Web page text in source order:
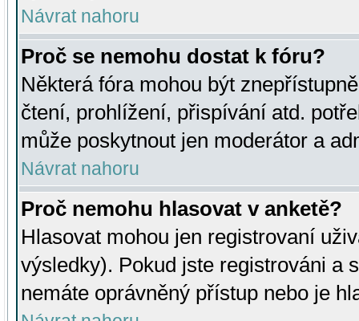
Návrat nahoru
Proč se nemohu dostat k fóru?
Některá fóra mohou být
čtení, prohlížení, přispívání atd.
může poskytnout jen moderátor a
Návrat nahoru
Proč nemohu hlasovat v anketě?
Hlasovat mohou jen registrovaní
výsledky). Pokud jste registrováni a
nemáte oprávněný přístup nebo je